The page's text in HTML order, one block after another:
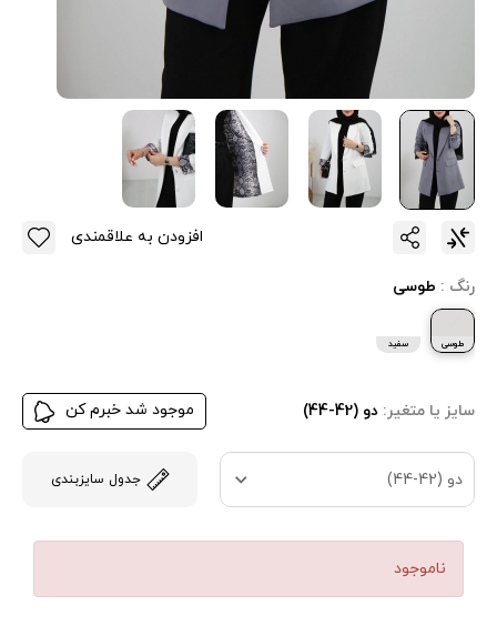
رنگ : طوسی
طوسی سفید
سایز یا متغیر: دو (42-44) موجود شد خبرم کن
دو (42-44) جدول سایزبندی
ناموجود
افزودن به علاقمندی